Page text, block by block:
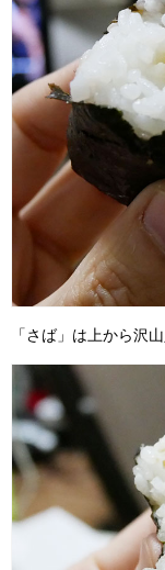
「さば」は上から沢